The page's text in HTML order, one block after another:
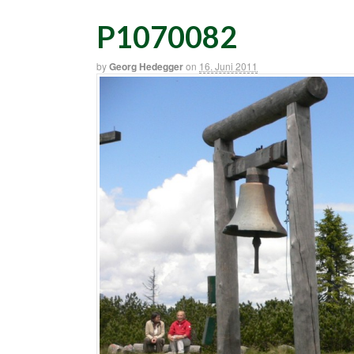
P1070082
byGeorg Hedeggeron 16. Juni 2011